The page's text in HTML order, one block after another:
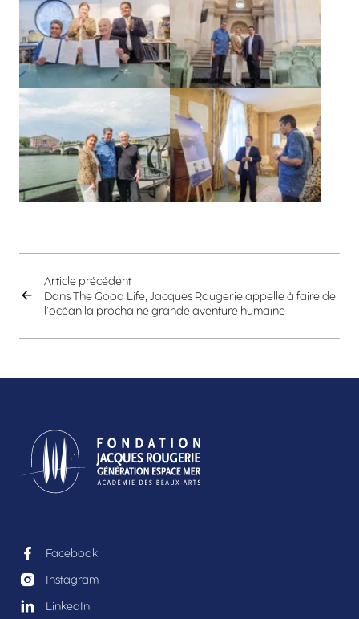
Agrandir Agrandir
Article précédent
Dans The Good Life, Jacques Rougerie appelle à faire de
l’océan la prochaine grande aventure humaine
Facebook
Instagram
LinkedIn